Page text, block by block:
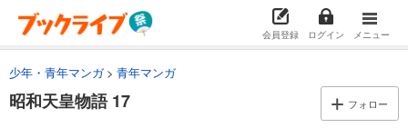
会員登録 ログイン メニュー
少年・青年マンガ 青年マンガ
昭和天皇物語 17 フォロー
試し読み
あらすじを表示する
昭和天皇物語 2
693 円 (税込)
カート